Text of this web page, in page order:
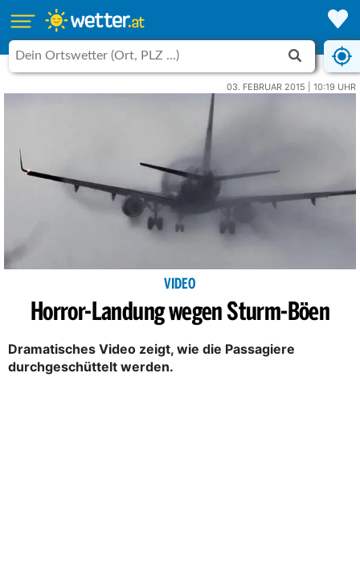
03. FEBRUAR 2015 | 10:19 UHR
VIDEO
Horror-Landung wegen Sturm-Böen
Dramatisches Video zeigt, wie die Passagiere
durchgeschüttelt werden.